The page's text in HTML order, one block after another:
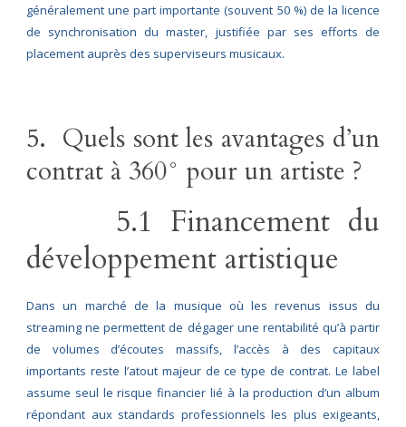
généralement une part importante (souvent 50 %) de la licence
de synchronisation du master, justifiée par ses efforts de
placement auprès des superviseurs musicaux.
5. Quels sont les avantages d’un
contrat à 360° pour un artiste ?
5.1 Financement du
développement artistique
Dans un marché de la musique où les revenus issus du
streaming ne permettent de dégager une rentabilité qu’à partir
de volumes d’écoutes massifs, l’accès à des capitaux
importants reste l’atout majeur de ce type de contrat. Le label
assume seul le risque financier lié à la production d’un album
répondant aux standards professionnels les plus exigeants,